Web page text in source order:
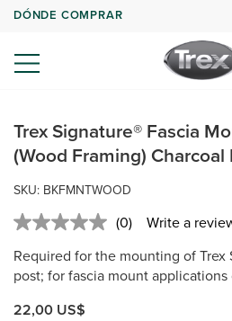
DÓNDE COMPRAR
Trex Signature® Fascia
(Wood Framing) Charcoal
SKU: BKFMNTWOOD
No
value.
Same
page
(0)
Write a
Required for the mounting of
post; for fascia mount applications
22,00 US$